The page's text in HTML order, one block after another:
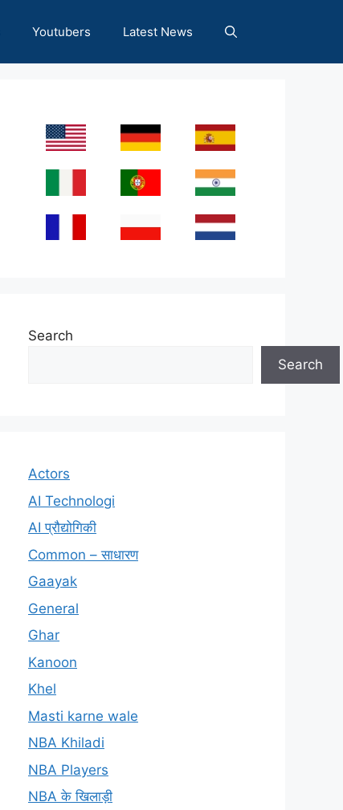
Youtubers Latest News
Search
Search
Actors
AI Technologi
AI प्रौद्योगिकी
Common – साधारण
Gaayak
General
Ghar
Kanoon
Khel
Masti karne wale
NBA Khiladi
NBA Players
NBA के खिलाड़ी